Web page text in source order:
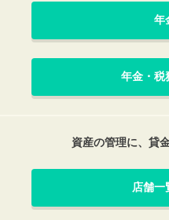
年
年金・税
資産の管理に、貸
店舗一